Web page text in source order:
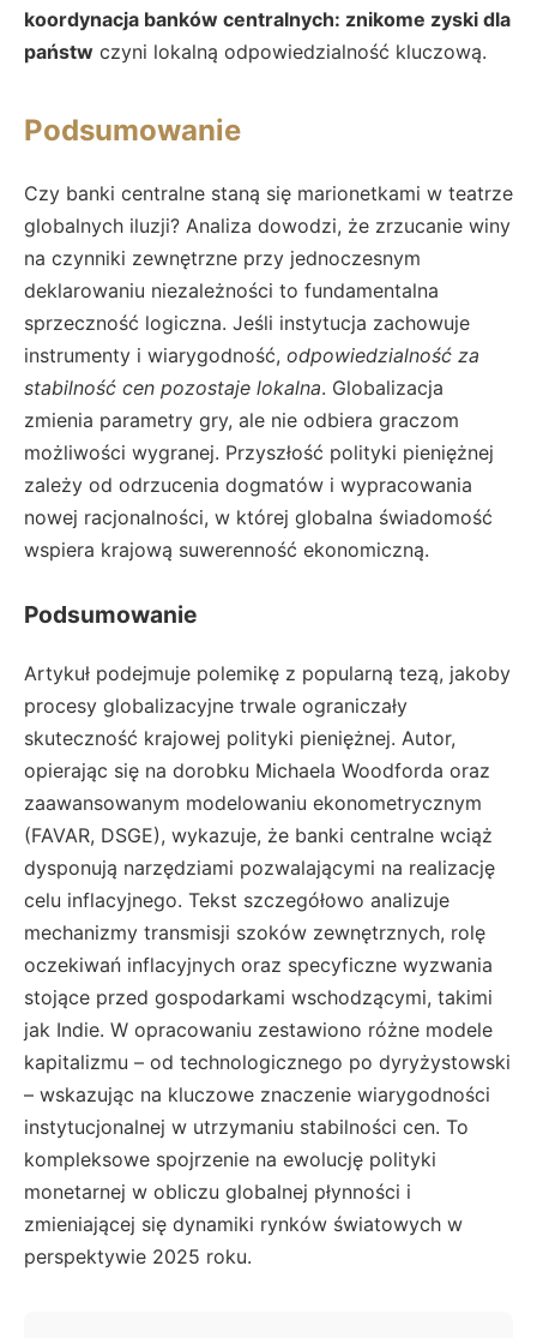
koordynacja banków centralnych: znikome zyski dla
państw czyni lokalną odpowiedzialność kluczową.
Podsumowanie
Czy banki centralne staną się marionetkami w teatrze
globalnych iluzji? Analiza dowodzi, że zrzucanie winy
na czynniki zewnętrzne przy jednoczesnym
deklarowaniu niezależności to fundamentalna
sprzeczność logiczna. Jeśli instytucja zachowuje
instrumenty i wiarygodność, odpowiedzialność za
stabilność cen pozostaje lokalna. Globalizacja
zmienia parametry gry, ale nie odbiera graczom
możliwości wygranej. Przyszłość polityki pieniężnej
zależy od odrzucenia dogmatów i wypracowania
nowej racjonalności, w której globalna świadomość
wspiera krajową suwerenność ekonomiczną.
Podsumowanie
Artykuł podejmuje polemikę z popularną tezą, jakoby
procesy globalizacyjne trwale ograniczały
skuteczność krajowej polityki pieniężnej. Autor,
opierając się na dorobku Michaela Woodforda oraz
zaawansowanym modelowaniu ekonometrycznym
(FAVAR, DSGE), wykazuje, że banki centralne wciąż
dysponują narzędziami pozwalającymi na realizację
celu inflacyjnego. Tekst szczegółowo analizuje
mechanizmy transmisji szoków zewnętrznych, rolę
oczekiwań inflacyjnych oraz specyficzne wyzwania
stojące przed gospodarkami wschodzącymi, takimi
jak Indie. W opracowaniu zestawiono różne modele
kapitalizmu – od technologicznego po dyryżystowski
– wskazując na kluczowe znaczenie wiarygodności
instytucjonalnej w utrzymaniu stabilności cen. To
kompleksowe spojrzenie na ewolucję polityki
monetarnej w obliczu globalnej płynności i
zmieniającej się dynamiki rynków światowych w
perspektywie 2025 roku.